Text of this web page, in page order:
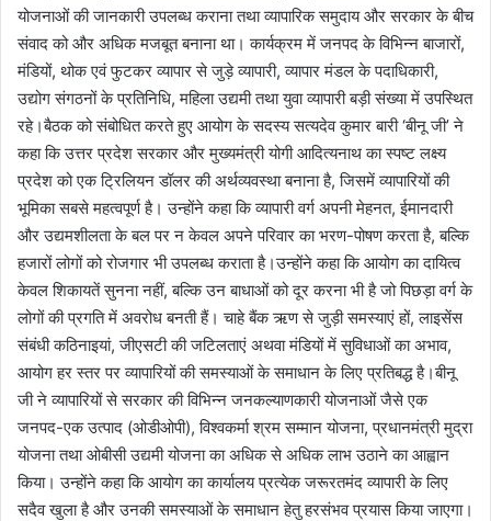
योजनाओं की जानकारी उपलब्ध कराना तथा व्यापारिक समुदाय और सरकार के बीच
संवाद को और अधिक मजबूत बनाना था। कार्यक्रम में जनपद के विभिन्न बाजारों,
मंडियों, थोक एवं फुटकर व्यापार से जुड़े व्यापारी, व्यापार मंडल के पदाधिकारी,
उद्योग संगठनों के प्रतिनिधि, महिला उद्यमी तथा युवा व्यापारी बड़ी संख्या में उपस्थित
रहे।बैठक को संबोधित करते हुए आयोग के सदस्य सत्यदेव कुमार बारी ‘बीनू जी’ ने
कहा कि उत्तर प्रदेश सरकार और मुख्यमंत्री योगी आदित्यनाथ का स्पष्ट लक्ष्य
प्रदेश को एक ट्रिलियन डॉलर की अर्थव्यवस्था बनाना है, जिसमें व्यापारियों की
भूमिका सबसे महत्वपूर्ण है। उन्होंने कहा कि व्यापारी वर्ग अपनी मेहनत, ईमानदारी
और उद्यमशीलता के बल पर न केवल अपने परिवार का भरण-पोषण करता है, बल्कि
हजारों लोगों को रोजगार भी उपलब्ध कराता है।उन्होंने कहा कि आयोग का दायित्व
केवल शिकायतें सुनना नहीं, बल्कि उन बाधाओं को दूर करना भी है जो पिछड़ा वर्ग के
लोगों की प्रगति में अवरोध बनती हैं। चाहे बैंक ऋण से जुड़ी समस्याएं हों, लाइसेंस
संबंधी कठिनाइयां, जीएसटी की जटिलताएं अथवा मंडियों में सुविधाओं का अभाव,
आयोग हर स्तर पर व्यापारियों की समस्याओं के समाधान के लिए प्रतिबद्ध है।बीनू
जी ने व्यापारियों से सरकार की विभिन्न जनकल्याणकारी योजनाओं जैसे एक
जनपद-एक उत्पाद (ओडीओपी), विश्वकर्मा श्रम सम्मान योजना, प्रधानमंत्री मुद्रा
योजना तथा ओबीसी उद्यमी योजना का अधिक से अधिक लाभ उठाने का आह्वान
किया। उन्होंने कहा कि आयोग का कार्यालय प्रत्येक जरूरतमंद व्यापारी के लिए
सदैव खुला है और उनकी समस्याओं के समाधान हेतु हरसंभव प्रयास किया जाएगा।